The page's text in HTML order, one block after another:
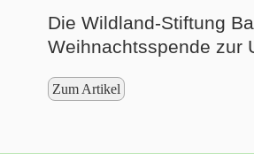
Die Wildland-Stiftung
Weihnachtsspende zur
Zum Artikel